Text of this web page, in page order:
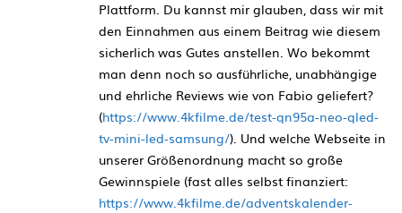
Plattform. Du kannst mir glauben, dass wir mit
den Einnahmen aus einem Beitrag wie diesem
sicherlich was Gutes anstellen. Wo bekommt
man denn noch so ausführliche, unabhängige
und ehrliche Reviews wie von Fabio geliefert?
(https://www.4kfilme.de/test-qn95a-neo-qled-
tv-mini-led-samsung/). Und welche Webseite in
unserer Größenordnung macht so große
Gewinnspiele (fast alles selbst finanziert:
https://www.4kfilme.de/adventskalender-